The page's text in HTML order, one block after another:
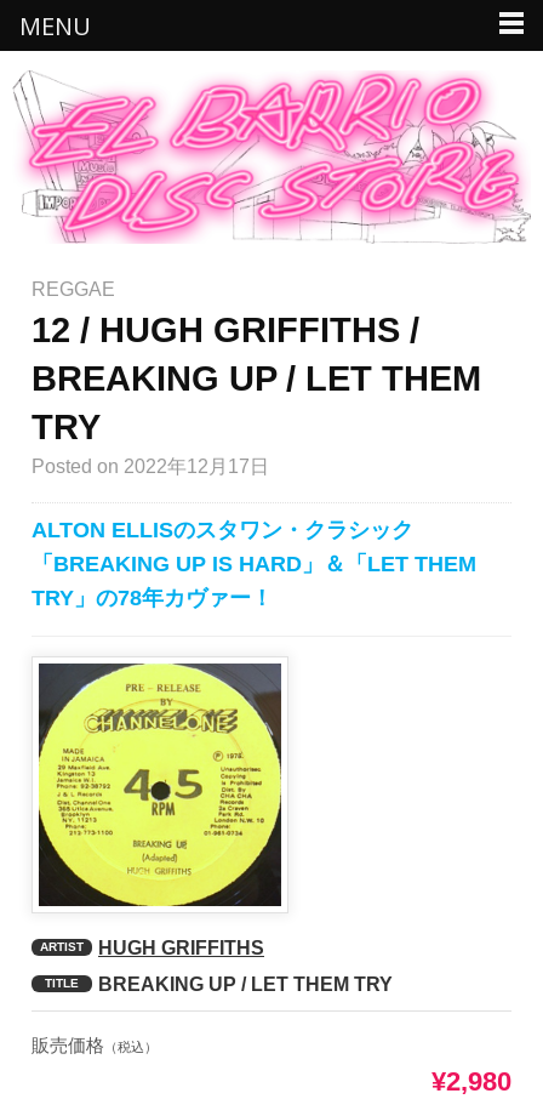
REGGAE
12 / HUGH GRIFFITHS /
BREAKING UP / LET THEM
TRY
Posted on 2022年12月17日
ALTON ELLISのスタワン・クラシック
「BREAKING UP IS HARD」＆「LET THEM
TRY」の78年カヴァー！
ARTIST HUGH GRIFFITHS
TITLE BREAKING UP / LET THEM TRY
販売価格 （税込）
¥2,980
MENU